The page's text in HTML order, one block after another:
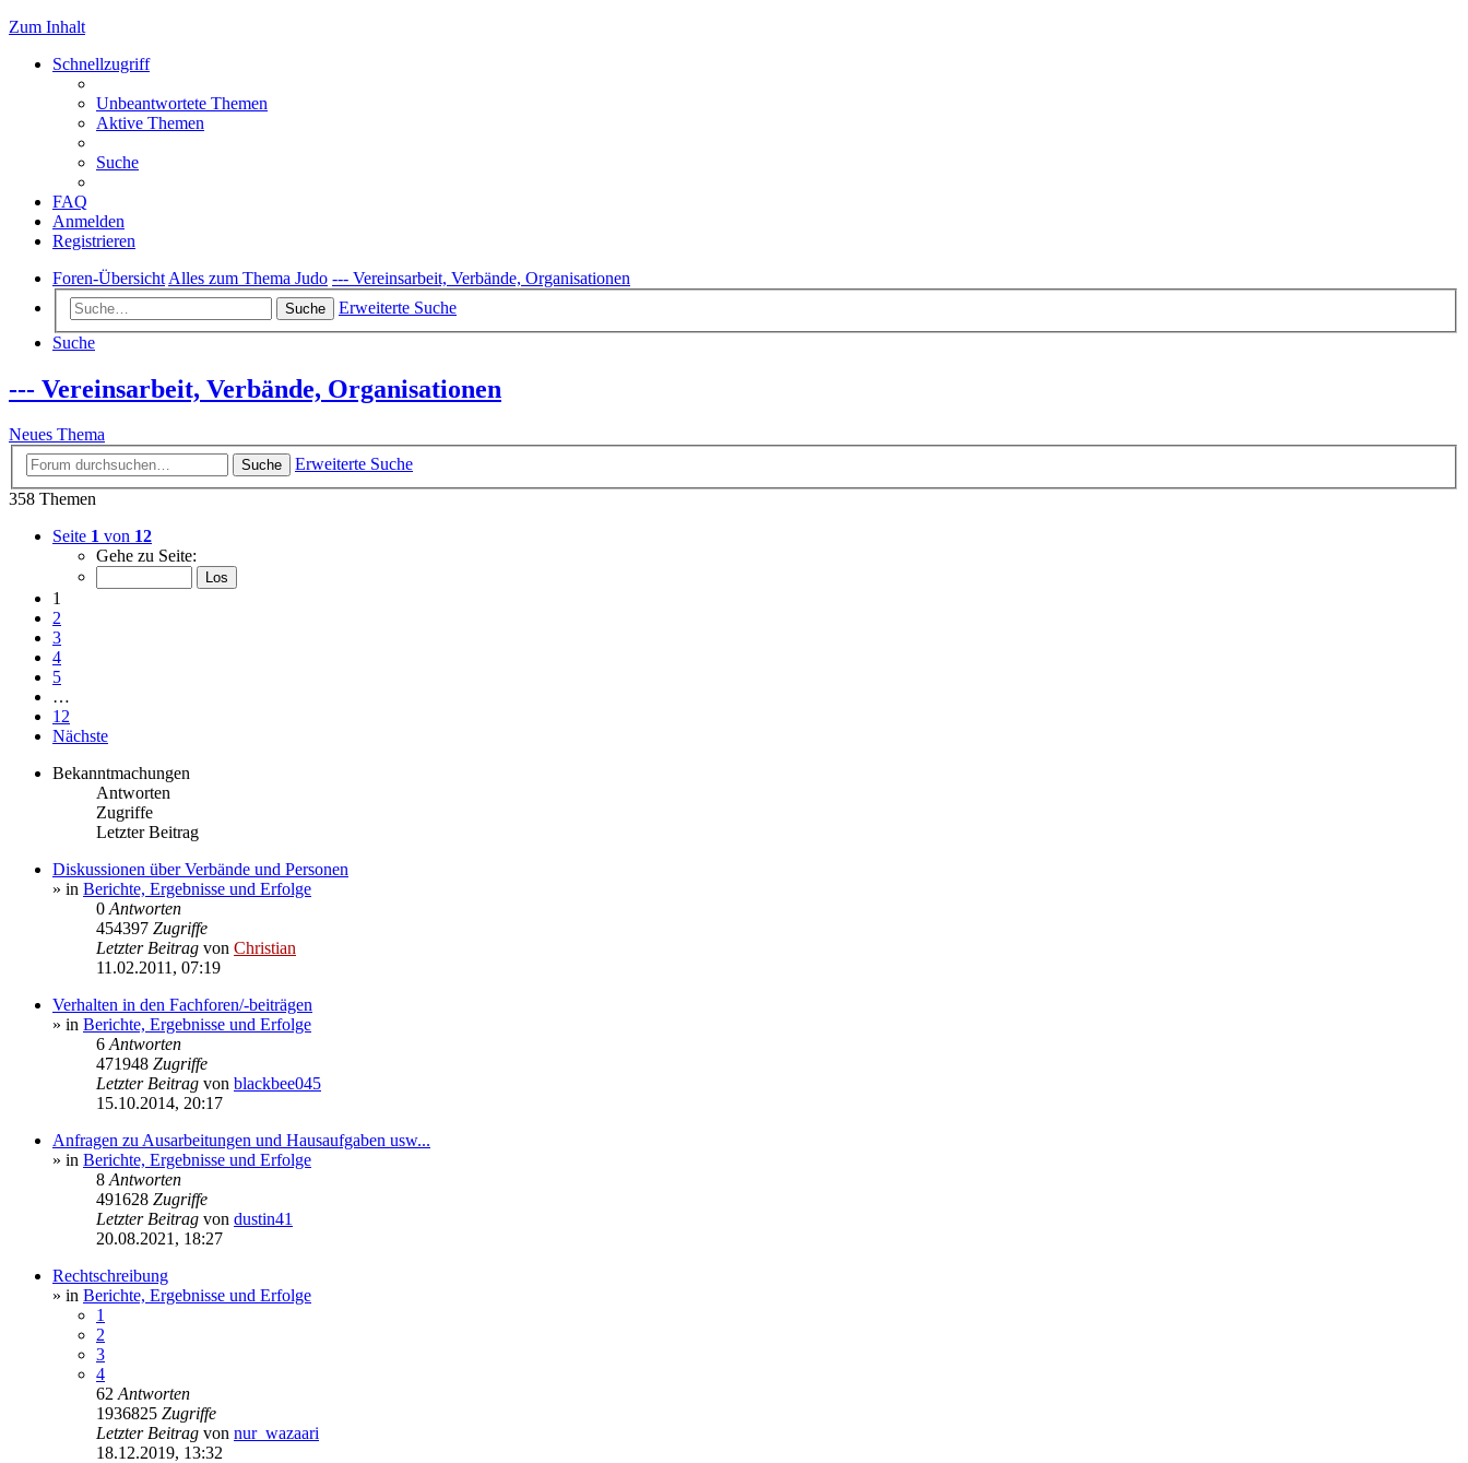
Zum Inhalt
Schnellzugriff
Unbeantwortete Themen
Aktive Themen
Suche
FAQ
Anmelden
Registrieren
Foren-Übersicht Alles zum Thema Judo --- Vereinsarbeit, Verbände, Organisationen
Suche
Erweiterte Suche
Suche
--- Vereinsarbeit, Verbände, Organisationen
Neues Thema
Suche
Erweiterte Suche
358 Themen
Seite 1 von 12
Gehe zu Seite:
1
2
3
4
5
…
12
Nächste
Bekanntmachungen
Antworten
Zugriffe
Letzter Beitrag
Diskussionen über Verbände und Personen
» in Berichte, Ergebnisse und Erfolge
0 Antworten
454397 Zugriffe
Letzter Beitrag von Christian
11.02.2011, 07:19
Verhalten in den Fachforen/-beiträgen
» in Berichte, Ergebnisse und Erfolge
6 Antworten
471948 Zugriffe
Letzter Beitrag von blackbee045
15.10.2014, 20:17
Anfragen zu Ausarbeitungen und Hausaufgaben usw...
» in Berichte, Ergebnisse und Erfolge
8 Antworten
491628 Zugriffe
Letzter Beitrag von dustin41
20.08.2021, 18:27
Rechtschreibung
» in Berichte, Ergebnisse und Erfolge
1
2
3
4
62 Antworten
1936825 Zugriffe
Letzter Beitrag von nur_wazaari
18.12.2019, 13:32